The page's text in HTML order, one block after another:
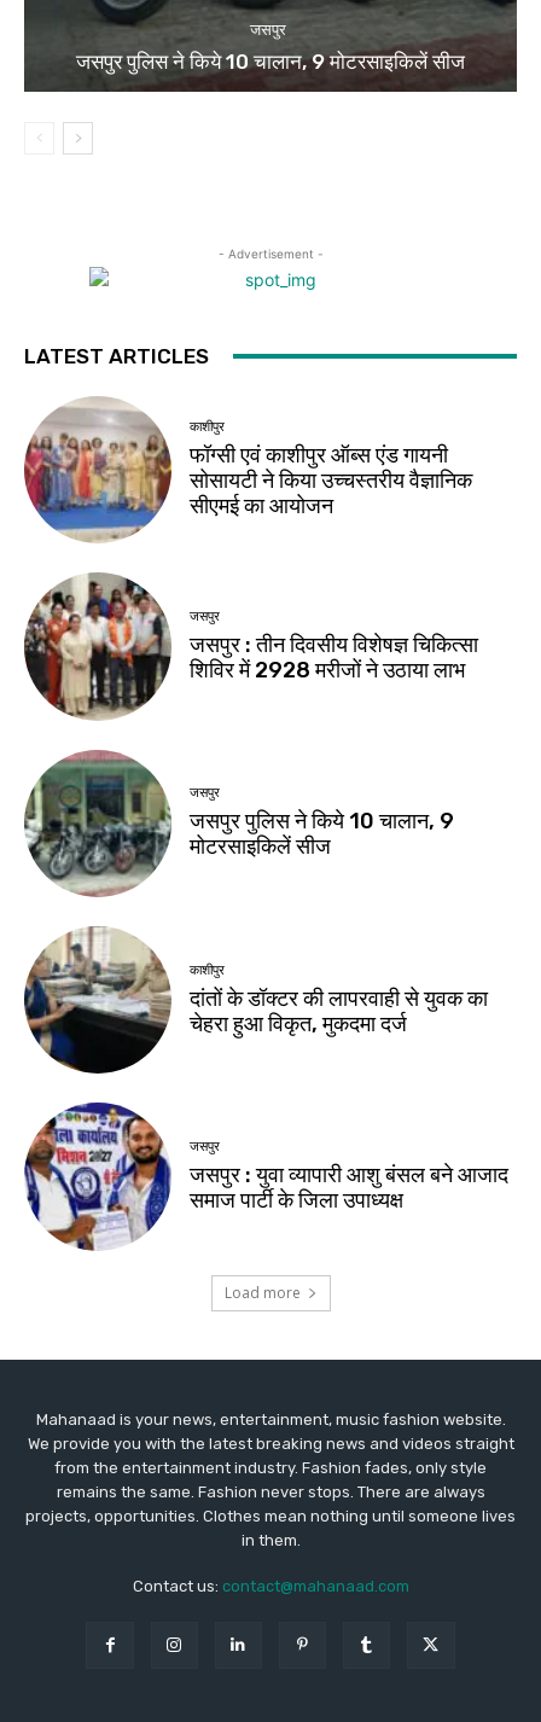
Mahanaad is your news, entertainment, music fashion website.
We provide you with the latest breaking news and videos straight
from the entertainment industry. Fashion fades, only style
remains the same. Fashion never stops. There are always
projects, opportunities. Clothes mean nothing until someone lives
in them.
Contact us: contact@mahanaad.com